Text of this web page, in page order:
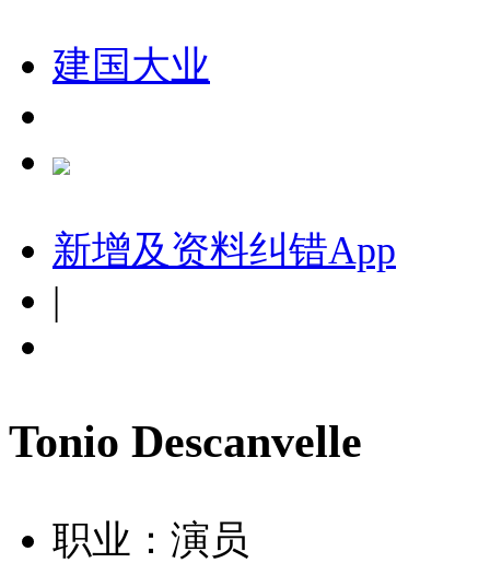
建国大业
新增及资料纠错App
|
Tonio Descanvelle
职业：演员